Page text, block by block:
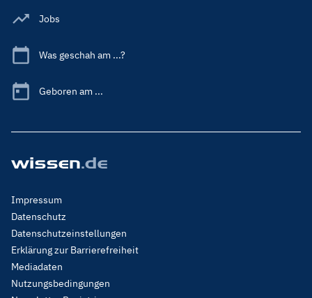
Jobs
Was geschah am ...?
Geboren am ...
Footer
Menu
Legal
Impressum
Datenschutz
Datenschutzeinstellungen
Erklärung zur Barrierefreiheit
Mediadaten
Nutzungsbedingungen